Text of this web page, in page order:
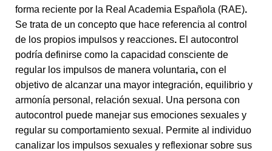
forma reciente por la Real Academia Española (RAE).
Se trata de un concepto que hace referencia al control
de los propios impulsos y reacciones. El autocontrol
podría definirse como la capacidad consciente de
regular los impulsos de manera voluntaria, con el
objetivo de alcanzar una mayor integración, equilibrio y
armonía personal, relación sexual. Una persona con
autocontrol puede manejar sus emociones sexuales y
regular su comportamiento sexual. Permite al individuo
canalizar los impulsos sexuales y reflexionar sobre sus